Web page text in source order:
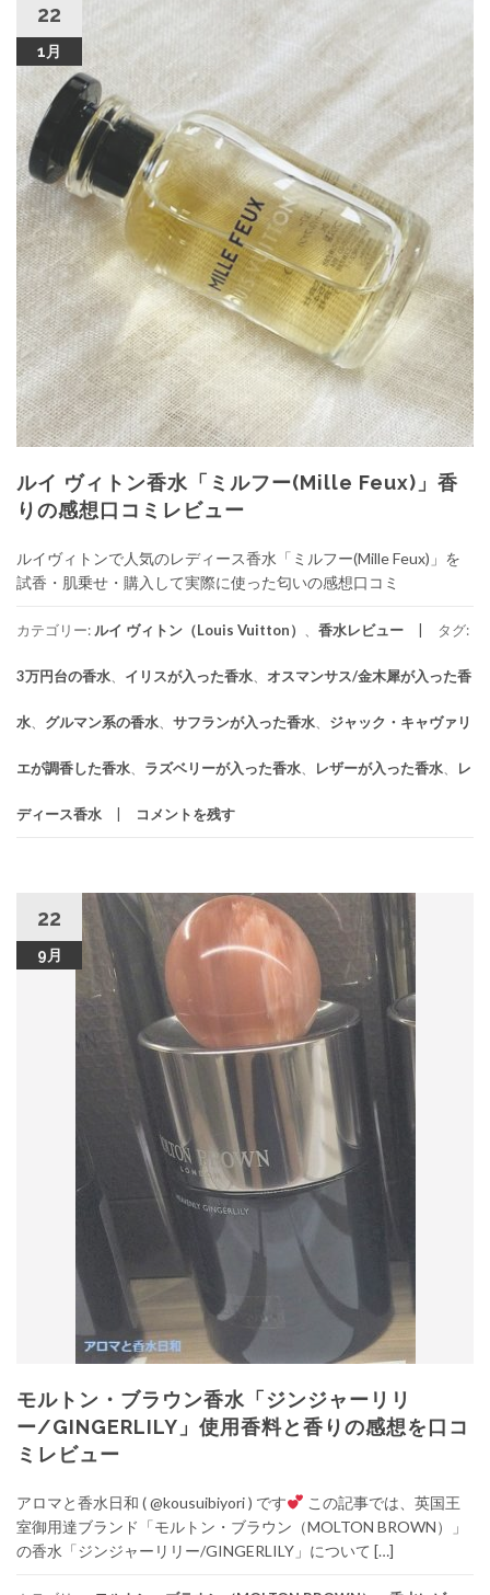
22
1月
ルイ ヴィトン香水「ミルフー(Mille Feux)」香
りの感想口コミレビュー
ルイヴィトンで人気のレディース香水「ミルフー(Mille Feux)」を
試香・肌乗せ・購入して実際に使った匂いの感想口コミ
カテゴリー: ルイ ヴィトン（Louis Vuitton） 香水レビュー タグ:
3万円台の香水 イリスが入った香水 オスマンサス/金木犀が入った香
水 グルマン系の香水 サフランが入った香水 ジャック・キャヴァリ
エが調香した香水 ラズベリーが入った香水 レザーが入った香水 レ
ディース香水 コメントを残す
22
9月
モルトン・ブラウン香水「ジンジャーリリ
ー/GINGERLILY」使用香料と香りの感想を口コ
ミレビュー
アロマと香水日和 ( @kousuibiyori ) です
この記事では、英国王
室御用達ブランド「モルトン・ブラウン（MOLTON BROWN）」
の香水「ジンジャーリリー/GINGERLILY」について […]